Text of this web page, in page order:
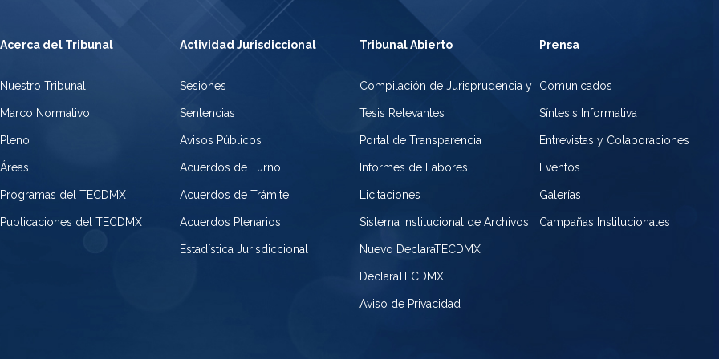
Acerca del Tribunal
Nuestro Tribunal
Marco Normativo
Pleno
Áreas
Programas del TECDMX
Publicaciones del TECDMX
Actividad Jurisdiccional
Sesiones
Sentencias
Avisos Públicos
Acuerdos de Turno
Acuerdos de Trámite
Acuerdos Plenarios
Estadística Jurisdiccional
Tribunal Abierto
Compilación de Jurisprudencia y
Tesis Relevantes
Portal de Transparencia
Informes de Labores
Licitaciones
Sistema Institucional de Archivos
Nuevo DeclaraTECDMX
DeclaraTECDMX
Aviso de Privacidad
Prensa
Comunicados
Síntesis Informativa
Entrevistas y Colaboraciones
Eventos
Galerías
Campañas Institucionales